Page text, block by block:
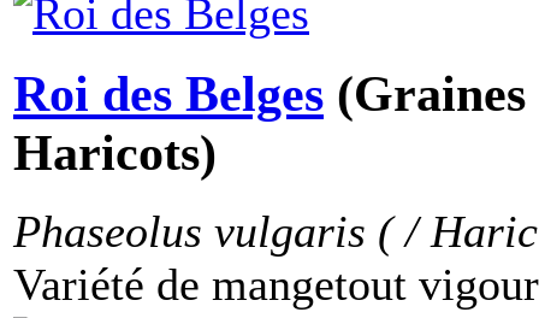
Roi des Belges
Haricots)
Phaseolus vulgaris ( /
Variété de mangetout